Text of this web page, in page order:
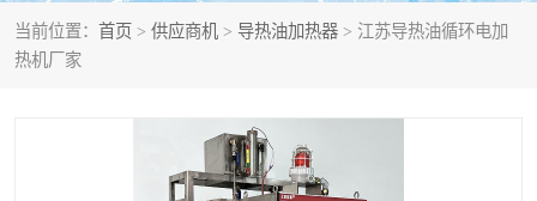
当前位置： 首页 > 供应商机 > 导热油加热器 > 江苏导热油循环电加
热机厂家